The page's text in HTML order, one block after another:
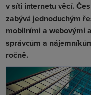
v síti internetu věcí.
zabývá jednoduchým
mobilními a webovými
správcům a
ročně.